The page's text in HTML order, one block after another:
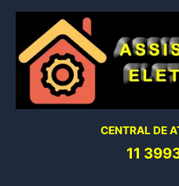
conteúdo
CENTRAL DE
11